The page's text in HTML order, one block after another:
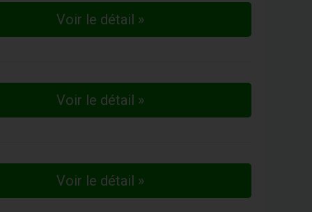
Voir le détail »
Voir le détail »
Voir le détail »